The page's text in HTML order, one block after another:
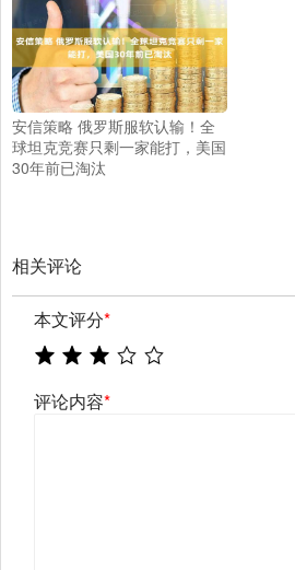
安信策略 俄罗斯服软认输！全
球坦克竞赛只剩一家能打，美国
30年前已淘汰
相关评论
本文评分*
评论内容*